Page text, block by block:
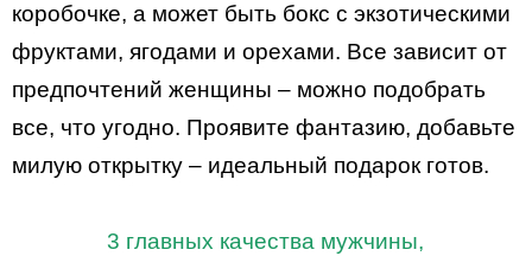
коробочке, а может быть бокс с экзотическими
фруктами, ягодами и орехами. Все зависит от
предпочтений женщины – можно подобрать
все, что угодно. Проявите фантазию, добавьте
милую открытку – идеальный подарок готов.
3 главных качества мужчины,